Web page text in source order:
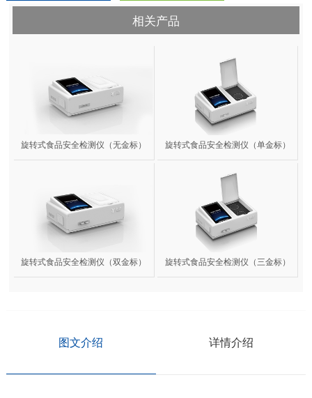
相关产品
旋转式食品安全检测仪（无金标） 旋转式食品安全检测仪（单金标）
旋转式食品安全检测仪（双金标） 旋转式食品安全检测仪（三金标）
图文介绍 详情介绍